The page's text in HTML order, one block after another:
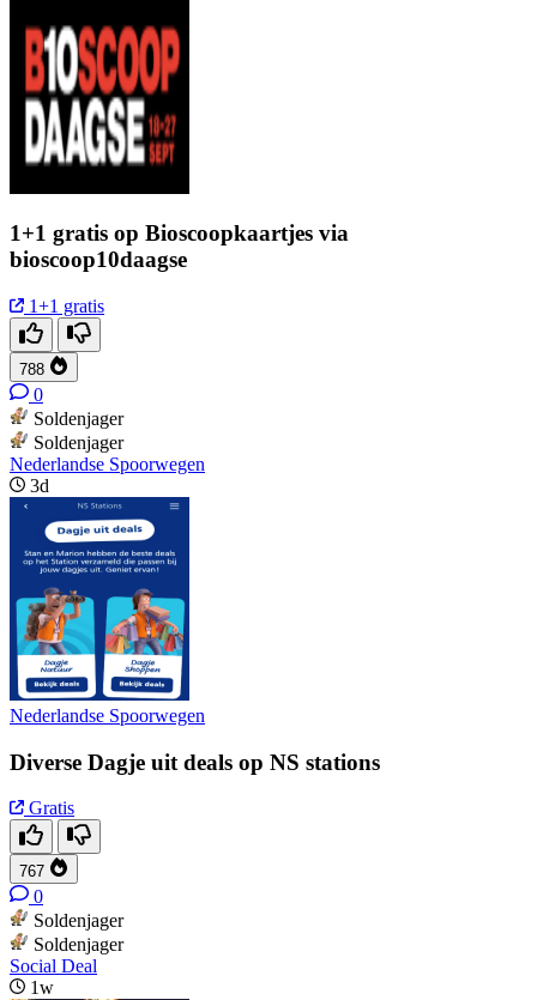
1+1 gratis op Bioscoopkaartjes via
bioscoop10daagse
1+1 gratis
788
0
Soldenjager
Soldenjager
Nederlandse Spoorwegen
3d
Nederlandse Spoorwegen
Diverse Dagje uit deals op NS stations
Gratis
767
0
Soldenjager
Soldenjager
Social Deal
1w